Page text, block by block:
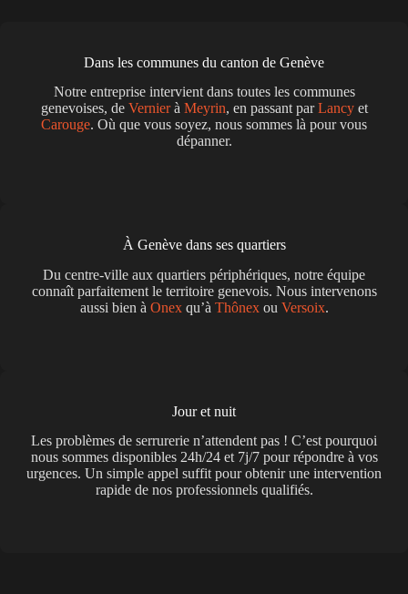
Dans les communes du canton de Genève
Notre entreprise intervient dans toutes les communes
genevoises, de Vernierà Meyrin, en passant parLancyet
Carouge. Où que vous soyez, nous sommes là pour vous
dépanner.
À Genève dans ses quartiers
Du centre-ville aux quartiers périphériques, notre équipe
connaît parfaitement le territoire genevois. Nous intervenons
aussi bien à Onexqu’à Thônexou Versoix.
Jour et nuit
Les problèmes de serrurerie n’attendent pas ! C’est pourquoi
nous sommes disponibles 24h/24 et 7j/7 pour répondre à vos
urgences. Un simple appel suffit pour obtenir une intervention
rapide de nos professionnels qualifiés.